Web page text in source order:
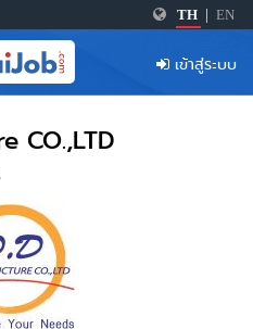
TH EN
เข้าสู่ระบบ
CO.,LTD